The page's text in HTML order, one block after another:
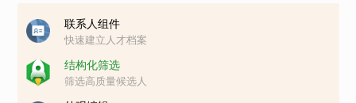
联系人组件
快速建立人才档案
结构化筛选
筛选高质量候选人